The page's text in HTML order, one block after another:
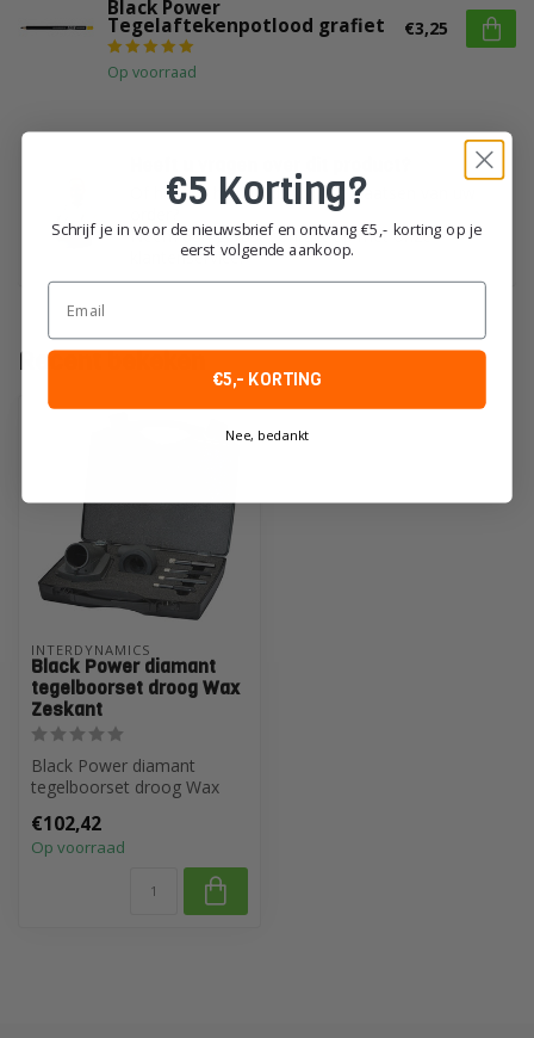
Black Power
Tegelaftekenpotlood grafiet
Op voorraad
€3,25
Of heeft u hulp nodig bij het plaatsen van uw
Neem dan gerust contact op met onze
klantenservice!
Recent bekeken
INTERDYNAMICS
Black Power diamant
tegelboorset droog Wax
Zeskant
Black Power diamant
tegelboorset droog Wax
stofafzuiging
€102,42
Op voorraad
€5 Korting?
Schrijf je in voor de nieuwsbrief en ontvang €5,- korting op je
eerst volgende aankoop.
Email
€5,- KORTING
Nee, bedankt